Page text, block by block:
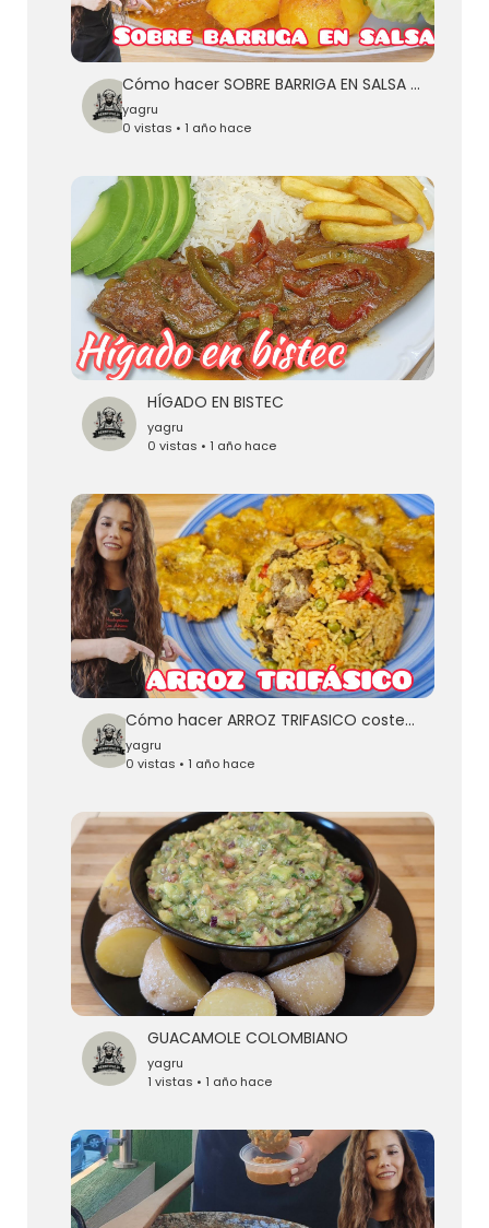
Cómo hacer SOBRE BARRIGA EN SALSA receta COLOMBIANA 🇨🇴😋
yagru
0 vistas • 1 año hace
HÍGADO EN BISTEC
yagru
0 vistas • 1 año hace
Cómo hacer ARROZ TRIFASICO costeño super DELICIOSO😋
yagru
0 vistas • 1 año hace
GUACAMOLE COLOMBIANO
yagru
1 vistas • 1 año hace